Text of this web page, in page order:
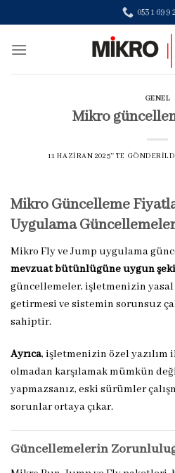
to
content
0531 699
GENEL
Mikro
11 HAZIRAN 2025’' TE
Mikro Güncelleme
Uygulama
Mikro Fly ve Jump uygulama
mevzuat bütünlüğüne uygun
güncellemeler, işletmenizin
getirmesi ve sistemin sorunsuz
sahiptir.
Ayrıca, işletmenizin özel yazılım
olmadan karşılamak mümkün
yapmazsanız, eski sürümler
sorunlar ortaya çıkar.
Güncellemelerin